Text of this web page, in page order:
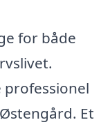
for både
Et